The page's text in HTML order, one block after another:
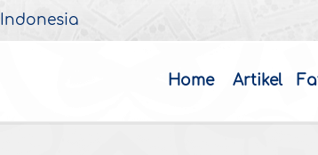
Indonesia
Home Artikel